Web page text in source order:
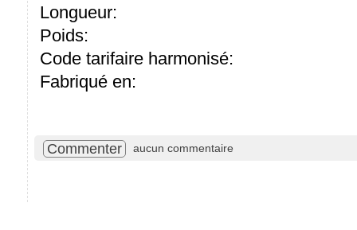
Longueur:
Poids:
Code tarifaire harmonisé:
Fabriqué en:
Commenter aucun commentaire